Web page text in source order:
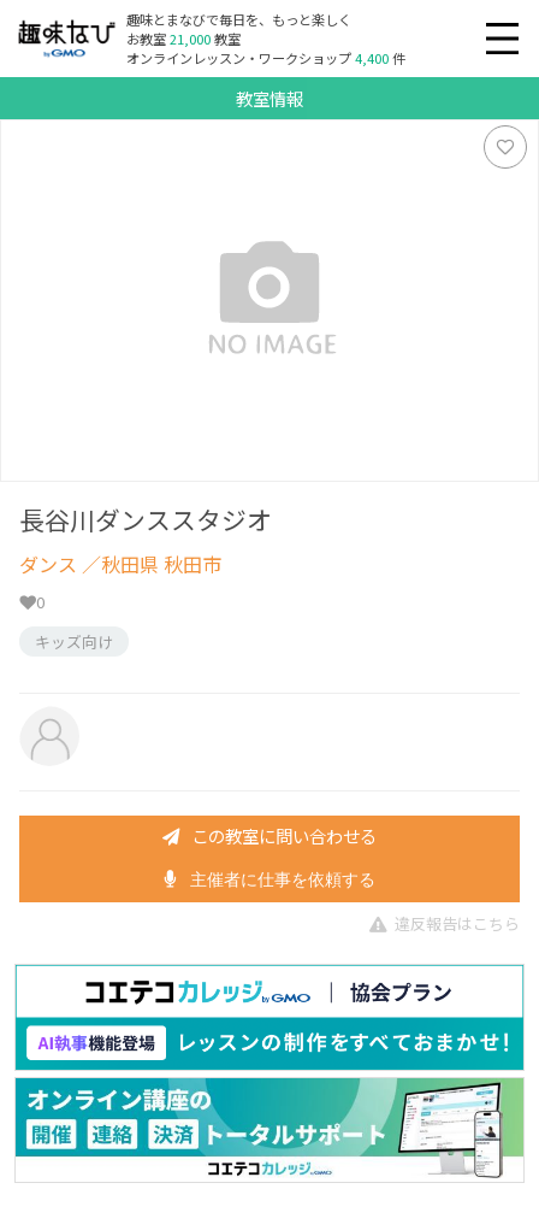
趣味とまなびで毎日を、もっと楽しく
お教室21,000教室
オンラインレッスン・ワークショップ4,400件
教室情報
長谷川ダンススタジオ
ダンス ／秋田県 秋田市
0
キッズ向け
この教室に問い合わせる
主催者に仕事を依頼する
違反報告はこちら